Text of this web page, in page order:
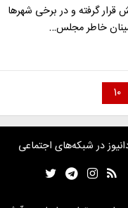
قرار گرفته و در برخی شهرها
خاطر مجلس…
۱۰
در شبکه‌های اجتماعی